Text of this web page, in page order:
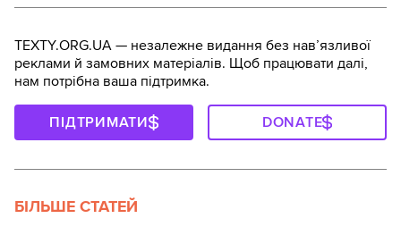
TEXTY.ORG.UA — незалежне видання без навʼязливої
реклами й замовних матеріалів. Щоб працювати далі,
нам потрібна ваша підтримка.
ПІДТРИМАТИ DONATE
БІЛЬШЕ СТАТЕЙ